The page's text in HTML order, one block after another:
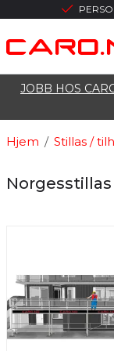
JOBB HOS
/
Hjem Stillas /
Norgesstillas